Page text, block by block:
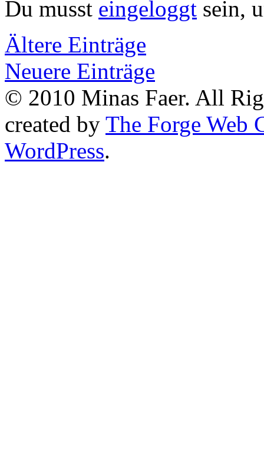
Du musst eingeloggt sein,
Ältere Einträge
Neuere Einträge
© 2010 Minas Faer. All
created by The Forge Web
WordPress.